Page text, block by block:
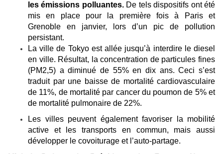
les émissions polluantes. De tels dispositifs ont été
mis en place pour la première fois à Paris et
Grenoble en janvier, lors d’un pic de pollution
persistant.
La ville de Tokyo est allée jusqu’à interdire le diesel
en ville. Résultat, la concentration de particules fines
(PM2,5) a diminué de 55% en dix ans. Ceci s’est
traduit par une baisse de mortalité cardiovasculaire
de 11%, de mortalité par cancer du poumon de 5% et
de mortalité pulmonaire de 22%.
Les villes peuvent également favoriser la mobilité
active et les transports en commun, mais aussi
développer le covoiturage et l’auto-partage.